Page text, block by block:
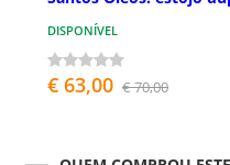
DISPONÍVEL
€ 63,00 € 70,00